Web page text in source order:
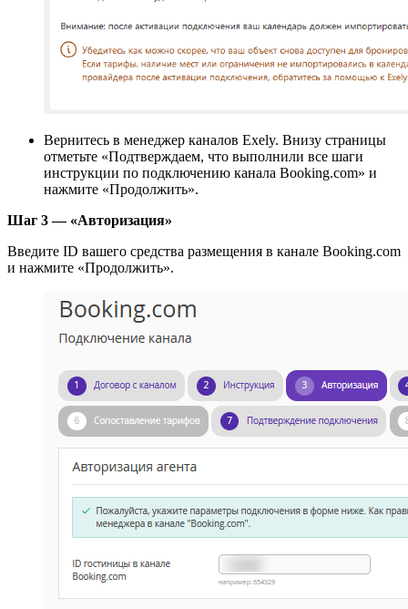
Вернитесь в менеджер каналов Exely. Внизу страницы
отметьте «Подтверждаем, что выполнили все шаги
инструкции по подключению канала Booking.com» и
нажмите «Продолжить».
Шаг 3 — «Авторизация»
Введите ID вашего средства размещения в канале Booking.com
и нажмите «Продолжить».